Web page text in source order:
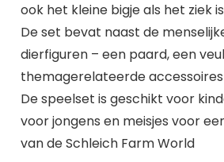
ook het kleine bigje als het ziek is
De set bevat naast de
dierfiguren – een paard, een
themagerelateerde
De speelset is geschikt voor
voor jongens en meisjes voor
van de Schleich Farm World